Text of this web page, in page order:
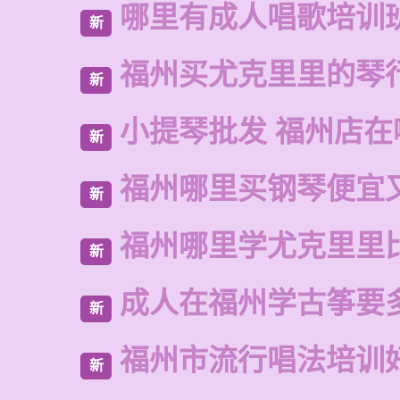
新 哪里有成人唱歌培训
新 福州买尤克里里的琴
新 小提琴批发 福州店
新 福州哪里买钢琴便宜
新 福州哪里学尤克里里
新 成人在福州学古筝要
新 福州市流行唱法培训